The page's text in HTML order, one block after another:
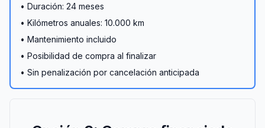
• Duración: 24 meses
• Kilómetros anuales: 10.000 km
• Mantenimiento incluido
• Posibilidad de compra al finalizar
• Sin penalización por cancelación anticipada